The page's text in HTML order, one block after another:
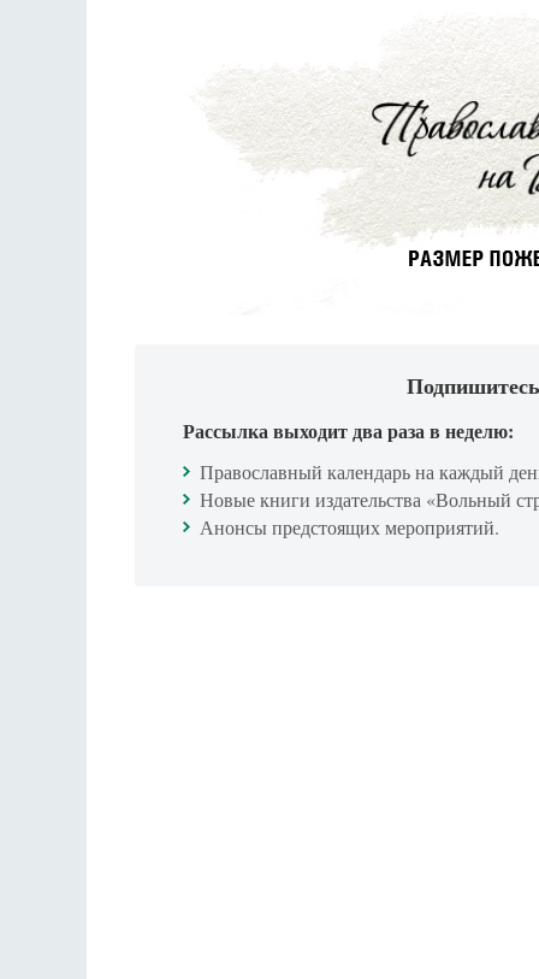
Рассылка выходит два раза в неделю:
Православный календарь на каждый
Новые книги издательства «Вольный
Анонсы предстоящих мероприятий.